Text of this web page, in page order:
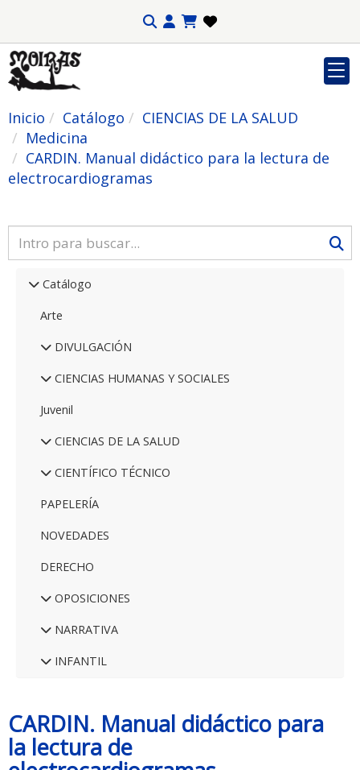
Inicio Catálogo
CIENCIAS DE LA SALUD
Medicina
CARDIN. Manual didáctico para la lectura de
electrocardiogramas
Catálogo
Arte
DIVULGACIÓN
CIENCIAS HUMANAS Y SOCIALES
Juvenil
CIENCIAS DE LA SALUD
CIENTÍFICO TÉCNICO
PAPELERÍA
NOVEDADES
DERECHO
OPOSICIONES
NARRATIVA
INFANTIL
CARDIN. Manual didáctico para
la lectura de